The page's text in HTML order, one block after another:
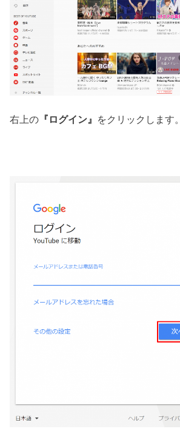
右上の 『ログイン』 をクリックします。